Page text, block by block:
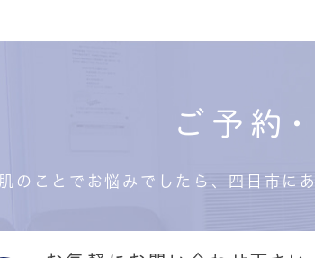
ご予約
肌のことでお悩みでしたら、四日市に